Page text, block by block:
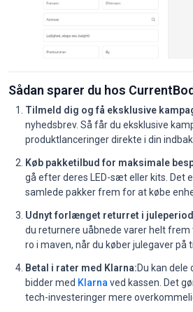
Sådan sparer du hos
Tilmeld dig og få eksklusive
nyhedsbrev. Så får du eksklusive
produktlanceringer direkte i din
Køb pakketilbud for maksimale
gå efter deres LED-sæt eller kits. Det
samlede pakker frem for at købe
Udnyt forlænget returret i
du returnere uåbnede varer helt frem
ro i maven, når du køber julegaver på
Betal i rater med Klarna:Du kan dele
bidder med Klarna ved kassen. Det
tech-investeringer mere